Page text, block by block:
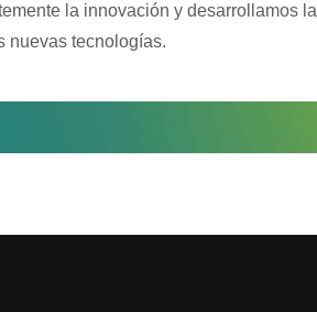
la innovación y desarrollamos
nuevas tecnologías.